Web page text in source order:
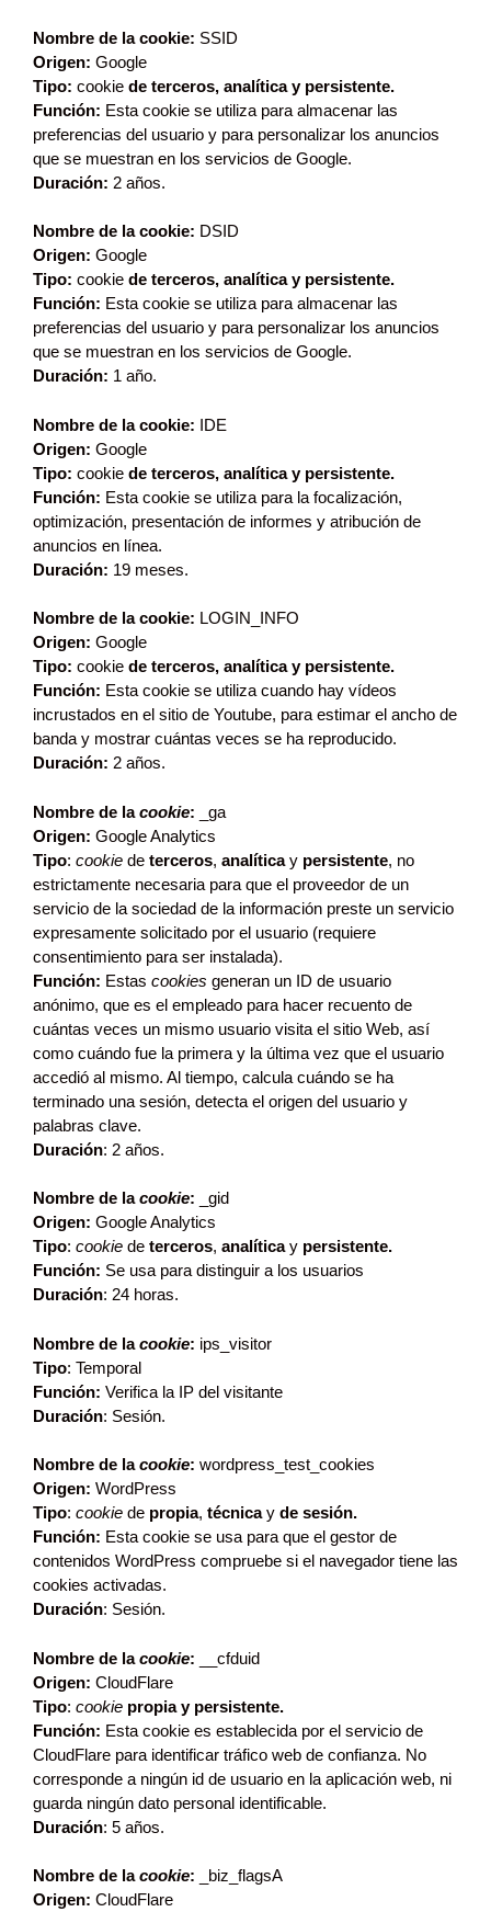
Nombre de la cookie: SSID
Origen: Google
Tipo: cookie de terceros, analítica y persistente.
Función: Esta cookie se utiliza para almacenar las
preferencias del usuario y para personalizar los anuncios
que se muestran en los servicios de Google.
Duración: 2 años.
Nombre de la cookie: DSID
Origen: Google
Tipo: cookie de terceros, analítica y persistente.
Función: Esta cookie se utiliza para almacenar las
preferencias del usuario y para personalizar los anuncios
que se muestran en los servicios de Google.
Duración: 1 año.
Nombre de la cookie: IDE
Origen: Google
Tipo: cookie de terceros, analítica y persistente.
Función: Esta cookie se utiliza para la focalización,
optimización, presentación de informes y atribución de
anuncios en línea.
Duración: 19 meses.
Nombre de la cookie: LOGIN_INFO
Origen: Google
Tipo: cookie de terceros, analítica y persistente.
Función: Esta cookie se utiliza cuando hay vídeos
incrustados en el sitio de Youtube, para estimar el ancho de
banda y mostrar cuántas veces se ha reproducido.
Duración: 2 años.
Nombre de lacookie: _ga
Origen: Google Analytics
Tipo: cookie de terceros, analíticay persistente, no
estrictamente necesaria para que el proveedor de un
servicio de la sociedad de la información preste un servicio
expresamente solicitado por el usuario (requiere
consentimiento para ser instalada).
Función: Estas cookies generan un ID de usuario
anónimo, que es el empleado para hacer recuento de
cuántas veces un mismo usuario visita el sitio Web, así
como cuándo fue la primera y la última vez que el usuario
accedió al mismo. Al tiempo, calcula cuándo se ha
terminado una sesión, detecta el origen del usuario y
palabras clave.
Duración: 2 años.
Nombre de lacookie: _gid
Origen: Google Analytics
Tipo: cookie de terceros, analíticay persistente.
Función: Se usa para distinguir a los usuarios
Duración: 24 horas.
Nombre de lacookie: ips_visitor
Tipo: Temporal
Función: Verifica la IP del visitante
Duración: Sesión.
Nombre de lacookie: wordpress_test_cookies
Origen: WordPress
Tipo: cookie de propia, técnicay de sesión.
Función: Esta cookie se usa para que el gestor de
contenidos WordPress compruebe si el navegador tiene las
cookies activadas.
Duración: Sesión.
Nombre de lacookie:
__cfduid
Origen: CloudFlare
Tipo: cookie propia y persistente.
Función: Esta cookie es establecida por el servicio de
CloudFlare para identificar tráfico web de confianza. No
corresponde a ningún id de usuario en la aplicación web, ni
guarda ningún dato personal identificable.
Duración: 5 años.
Nombre de lacookie:
_biz_flagsA
Origen: CloudFlare